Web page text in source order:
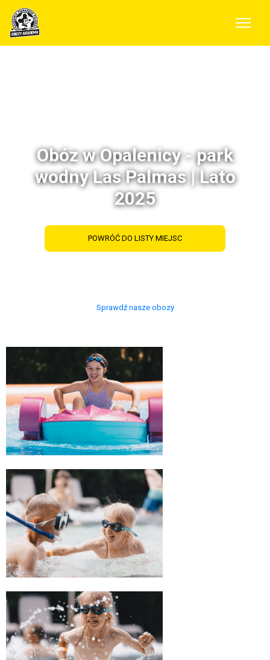
Obóz w Opalenicy - park
wodny Las Palmas | Lato
2025
POWRÓĆ DO LISTY MIEJSC
Sprawdź nasze obozy